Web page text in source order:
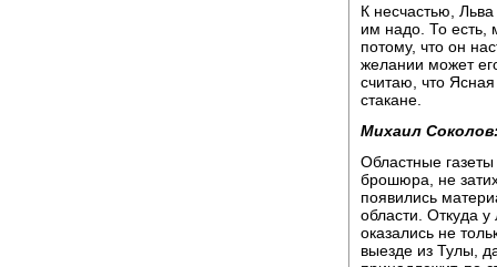
К несчастью,
им надо. То есть,
потому, что он
желании может
считаю, что
стакане.
Михаил
Областные
брошюра, не
появились
области. Откуда
оказались не
выезде из Тулы,